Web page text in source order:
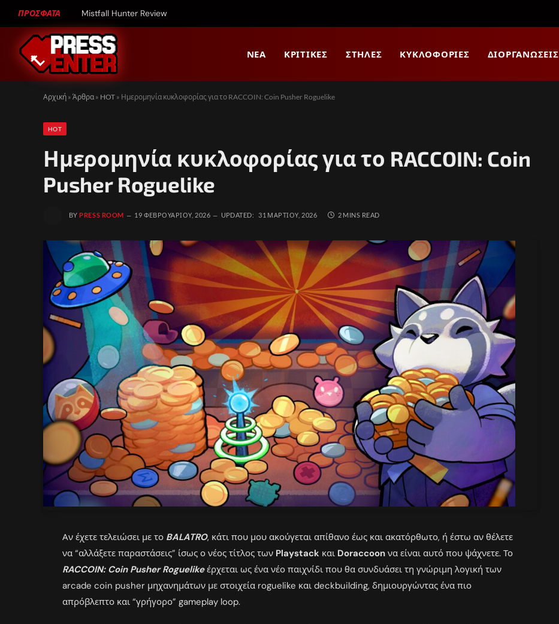
ΠΡΟΣΦΑΤΑ Mistfall Hunter Review
ΝΈΑ ΚΡΙΤΙΚΈΣ ΣΤΉΛΕΣ ΚΥΚΛΟΦΟΡΊΕΣ ΔΙΟΡΓΑΝΏΣΕΙΣ
Αρχική » Άρθρα » HOT » Ημερομηνία κυκλοφορίας για το RACCOIN: Coin Pusher Roguelike
HOT
Ημερομηνία κυκλοφορίας για το RACCOIN: Coin
Pusher Roguelike
BY PRESS ROOM 19 ΦΕΒΡΟΥΑΡΊΟΥ, 2026 UPDATED: 31 ΜΑΡΤΊΟΥ, 2026 2 MINS READ
Αν έχετε τελειώσει με το BALATRO, κάτι που μου ακούγεται απίθανο έως και ακατόρθωτο, ή έστω αν θέλετε
να “αλλάξετε παραστάσεις” ίσως ο νέος τίτλος των Playstack και Doraccoon να είναι αυτό που ψάχνετε. Το
RACCOIN: Coin Pusher Roguelikeέρχεται ως ένα νέο παιχνίδι που θα συνδυάσει τη γνώριμη λογική των
arcade coin pusher μηχανημάτων με στοιχεία roguelike και deckbuilding, δημιουργώντας ένα πιο
απρόβλεπτο και “γρήγορο” gameplay loop.